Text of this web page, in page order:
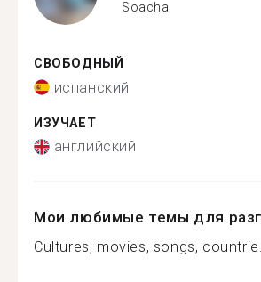
Soacha
СВОБОДНЫЙ
испанский
ИЗУЧАЕТ
английский
Мои любимые темы для
Cultures, movies, songs,